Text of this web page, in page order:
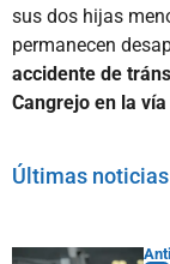
sus dos hijas
permanecen
accidente de
Cangrejo en la
Últimas noticias